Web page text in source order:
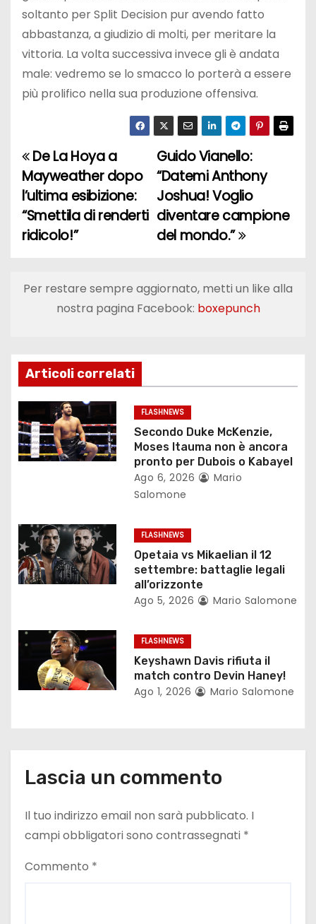
soltanto per Split Decision pur avendo fatto
abbastanza, a giudizio di molti, per meritare la
vittoria. La volta successiva invece gli è andata
male: vedremo se lo smacco lo porterà a essere
più prolifico nella sua produzione offensiva.
N
a
v
g
i
o
n
e
r
t
i
o
i
Guido Vianello:
“Datemi Anthony
Joshua! Voglio
diventare campione
del mondo.”
De La Hoya a
Mayweather dopo
l’ultima esibizione:
“Smettila di renderti
ridicolo!”
Per restare sempre aggiornato, metti un like alla
nostra pagina Facebook: boxepunch
Articoli correlati
FLASHNEWS
Secondo Duke McKenzie,
Moses Itauma non è ancora
pronto per Dubois o Kabayel
Ago 6, 2026
Mario
Salomone
FLASHNEWS
Opetaia vs Mikaelian il 12
settembre: battaglie legali
all’orizzonte
Ago 5, 2026 Mario Salomone
FLASHNEWS
Keyshawn Davis rifiuta il
match contro Devin Haney!
Ago 1, 2026 Mario Salomone
Lascia un commento
Il tuo indirizzo email non sarà pubblicato. I
campi obbligatori sono contrassegnati *
Commento *